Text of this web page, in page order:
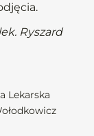
Ryszard
Lekarska